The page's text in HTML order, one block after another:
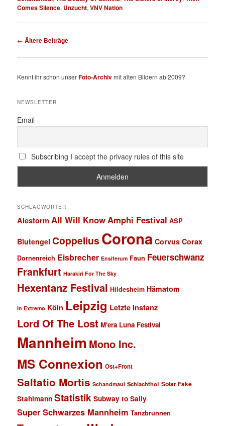
Comes Silence, Unzucht,VNV Nation
Beitragsnavigation
← Ältere Beiträge
Kennt ihr schon unserFoto-Archivmit alten Bildern ab 2009?
NEWSLETTER
Email
Subscribing I accept the privacy rules of this site
SCHLAGWÖRTER
Alestorm All Will KnowAmphi Festival ASP
Blutengel Coppelius Corona Corvus Corax
Dornenreich Eisbrecher Ensiferum Faun Feuerschwanz
Frankfurt Harakiri For The Sky
Hexentanz Festival Hildesheim Hämatom
In Extremo Köln Leipzig Letzte Instanz
Lord Of The Lost M'era Luna Festival
Mannheim Mono Inc.
MS Connexion Ost+Front
Saltatio Mortis Schandmaul Schlachthof Solar Fake
Stahlmann Statistik Subway to Sally
Super Schwarzes Mannheim Tanzbrunnen